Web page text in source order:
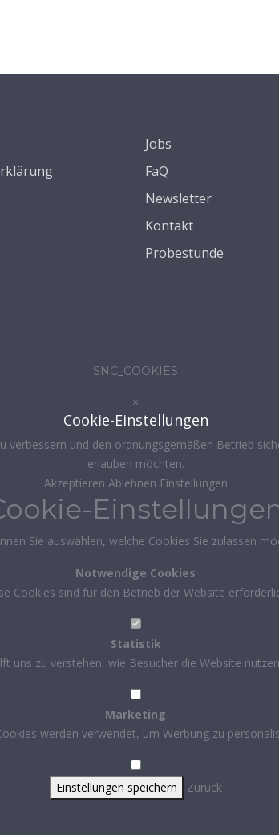
Jobs
FaQ
Newsletter
Kontakt
Probestunde
SNC_COOKIES
×
Cookie-Einstellungen
und den ordnungsgemäßen Betrieb
erlauben möchten.
Akzeptieren Ablehnen Einstellungen
Sie auswählen, welche Cookies Sie zulassen
Notwendige Cookies
Cookies sind für den Betrieb der Website
Statistik
uns zu verstehen, wie Besucher die Website
Marketing
werden verwendet, um Werbung zu
Einstellungen speichern Zurück